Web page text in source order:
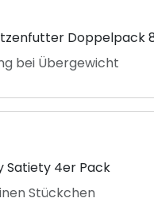
Doppelpack
bei Übergewicht
Satiety 4er Pack
Stückchen